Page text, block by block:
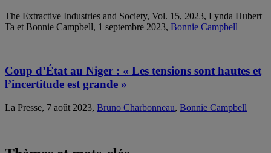
The Extractive Industries and Society, Vol. 15, 2023, Lynda Hubert
Ta et Bonnie Campbell, 1 septembre 2023, Bonnie Campbell
Coup d’État au Niger : « Les tensions sont hautes et
l’incertitude est grande »
La Presse, 7 août 2023, Bruno Charbonneau, Bonnie Campbell